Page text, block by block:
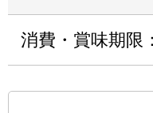
消費・賞味期限